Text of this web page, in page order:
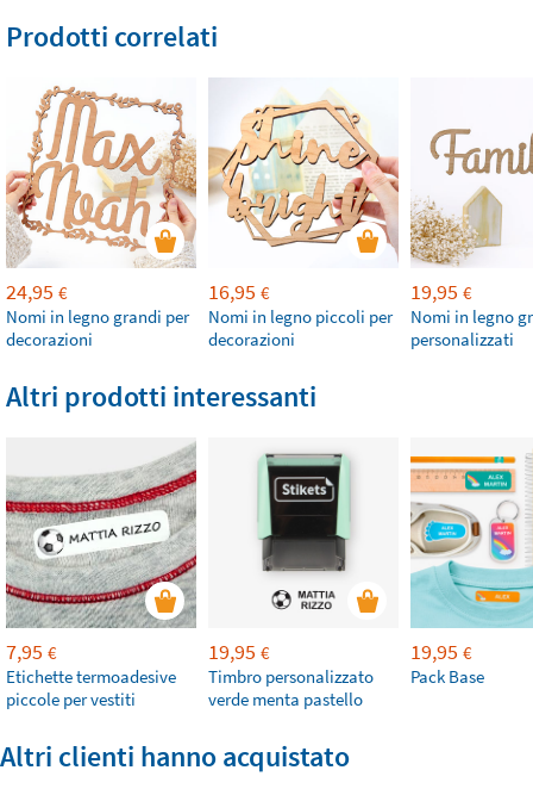
Prodotti correlati
24,95 €
Nomi in legno grandi per
decorazioni
16,95 €
Nomi in legno piccoli per
decorazioni
19,95 €
Nomi in legno
personalizzati
Altri prodotti interessanti
7,95 €
Etichette termoadesive
piccole per vestiti
19,95 €
Timbro personalizzato
verde menta pastello
19,95 €
Pack Base
Altri clienti hanno acquistato